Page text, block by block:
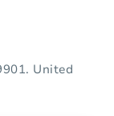
United